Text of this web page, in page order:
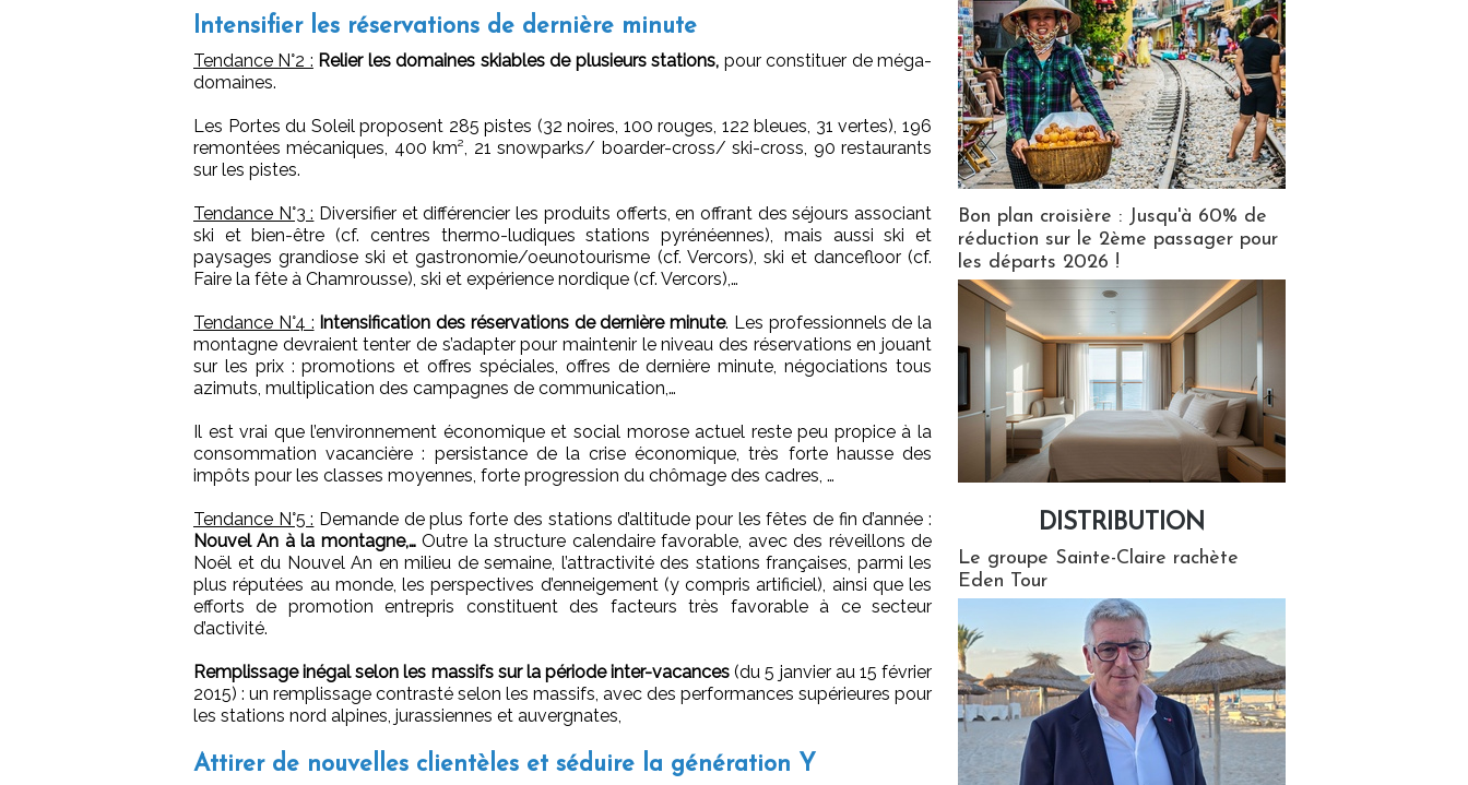
Intensifier les réservations de dernière minute
Tendance N°2 : Relier les domaines skiables de plusieurs stations, pour constituer de méga-
domaines.
Les Portes du Soleil proposent 285 pistes (32 noires, 100 rouges, 122 bleues, 31 vertes), 196
remontées mécaniques, 400 km², 21 snowparks/ boarder-cross/ ski-cross, 90 restaurants
sur les pistes.
Tendance N°3 : Diversifier et différencier les produits offerts, en offrant des séjours associant
ski et bien-être (cf. centres thermo-ludiques stations pyrénéennes), mais aussi ski et
paysages grandiose ski et gastronomie/oeunotourisme (cf. Vercors), ski et dancefloor (cf.
Faire la fête à Chamrousse), ski et expérience nordique (cf. Vercors),…
Tendance N°4 : Intensification des réservations de dernière minute. Les professionnels de la
montagne devraient tenter de s’adapter pour maintenir le niveau des réservations en jouant
sur les prix : promotions et offres spéciales, offres de dernière minute, négociations tous
azimuts, multiplication des campagnes de communication,…
Il est vrai que l’environnement économique et social morose actuel reste peu propice à la
consommation vacancière : persistance de la crise économique, très forte hausse des
impôts pour les classes moyennes, forte progression du chômage des cadres, …
Tendance N°5 : Demande de plus forte des stations d’altitude pour les fêtes de fin d’année :
Nouvel An à la montagne,…Outre la structure calendaire favorable, avec des réveillons de
Noël et du Nouvel An en milieu de semaine, l’attractivité des stations françaises, parmi les
plus réputées au monde, les perspectives d’enneigement (y compris artificiel), ainsi que les
efforts de promotion entrepris constituent des facteurs très favorable à ce secteur
d’activité.
Remplissage inégal selon les massifs sur la période inter-vacances (du 5 janvier au 15 février
2015) : un remplissage contrasté selon les massifs, avec des performances supérieures pour
les stations nord alpines, jurassiennes et auvergnates,
Attirer de nouvelles clientèles et séduire la génération Y
Bon plan croisière : Jusqu'à 60% de
réduction sur le 2ème passager pour
les départs 2026 !
DISTRIBUTION
Le groupe Sainte-Claire rachète
Eden Tour